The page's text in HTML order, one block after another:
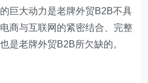
巨大动力是老牌外贸B2B不具
商与互联网的紧密结合、完整
是老牌外贸B2B所欠缺的。